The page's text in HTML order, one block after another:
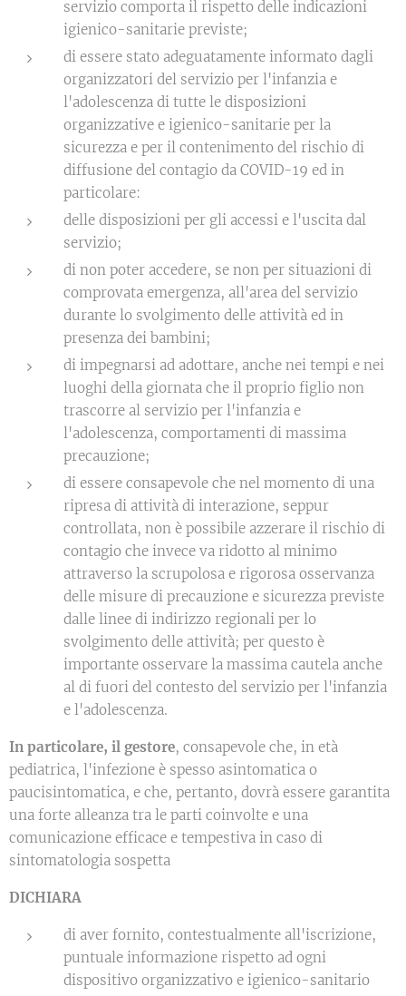
servizio comporta il rispetto delle indicazioni
igienico-sanitarie previste;
di essere stato adeguatamente informato dagli
organizzatori del servizio per l'infanzia e
l'adolescenza di tutte le disposizioni
organizzative e igienico-sanitarie per la
sicurezza e per il contenimento del rischio di
diffusione del contagio da COVID-19 ed in
particolare:
delle disposizioni per gli accessi e l'uscita dal
servizio;
di non poter accedere, se non per situazioni di
comprovata emergenza, all'area del servizio
durante lo svolgimento delle attività ed in
presenza dei bambini;
di impegnarsi ad adottare, anche nei tempi e nei
luoghi della giornata che il proprio figlio non
trascorre al servizio per l'infanzia e
l'adolescenza, comportamenti di massima
precauzione;
di essere consapevole che nel momento di una
ripresa di attività di interazione, seppur
controllata, non è possibile azzerare il rischio di
contagio che invece va ridotto al minimo
attraverso la scrupolosa e rigorosa osservanza
delle misure di precauzione e sicurezza previste
dalle linee di indirizzo regionali per lo
svolgimento delle attività; per questo è
importante osservare la massima cautela anche
al di fuori del contesto del servizio per l'infanzia
e l'adolescenza.
In particolare, il gestore, consapevole che, in età
pediatrica, l'infezione è spesso asintomatica o
paucisintomatica, e che, pertanto, dovrà essere garantita
una forte alleanza tra le parti coinvolte e una
comunicazione efficace e tempestiva in caso di
sintomatologia sospetta
DICHIARA
di aver fornito, contestualmente all'iscrizione,
puntuale informazione rispetto ad ogni
dispositivo organizzativo e igienico-sanitario